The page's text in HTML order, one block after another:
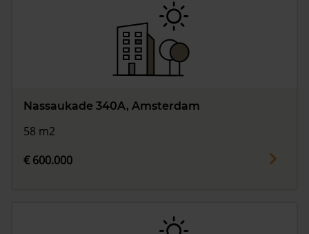
Nassaukade 340A, Amsterdam
58 m2
€ 600.000